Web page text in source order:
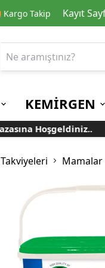
Kargo Takip Kayıt
Aksesuarları
Tülleri
Kumları
Besin ve
Mamalar
KEMİRGEN
Hoşgeldiniz..
Mamalar